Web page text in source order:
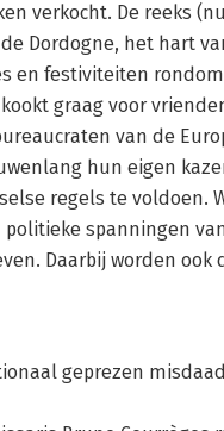
verkocht. De reeks
Dordogne, het hart
en festiviteiten
graag voor
van de
hun eigen
regels te voldoen.
spanningen
Daarbij worden
geprezen